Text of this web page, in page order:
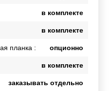
в комплекте
в комплекте
планка : опционно
в комплекте
заказывать отдельно